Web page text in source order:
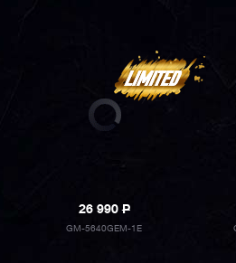
26 990P
GM-5640GEM-1E